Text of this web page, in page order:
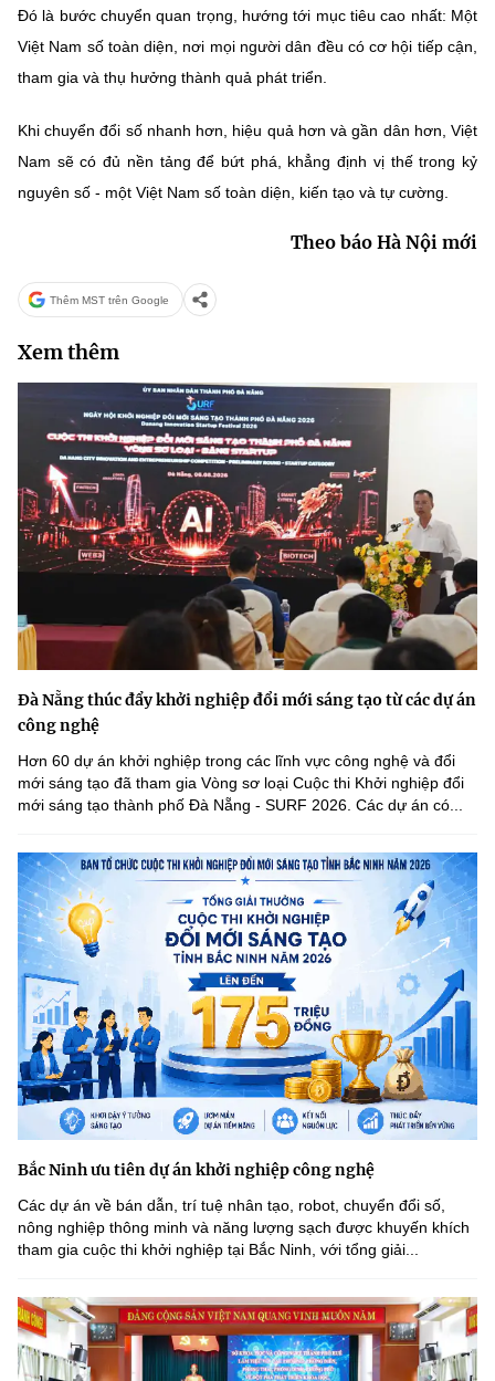
Đó là bước chuyển quan trọng, hướng tới mục tiêu cao nhất: Một
Việt Nam số toàn diện, nơi mọi người dân đều có cơ hội tiếp cận,
tham gia và thụ hưởng thành quả phát triển.
Khi chuyển đổi số nhanh hơn, hiệu quả hơn và gần dân hơn, Việt
Nam sẽ có đủ nền tảng để bứt phá, khẳng định vị thế trong kỷ
nguyên số - một Việt Nam số toàn diện, kiến tạo và tự cường.
Theo báo Hà Nội mới
Thêm MST trên Google
Xem thêm
Đà Nẵng thúc đẩy khởi nghiệp đổi mới sáng tạo từ các dự án
công nghệ
Hơn 60 dự án khởi nghiệp trong các lĩnh vực công nghệ và đổi
mới sáng tạo đã tham gia Vòng sơ loại Cuộc thi Khởi nghiệp đổi
mới sáng tạo thành phố Đà Nẵng - SURF 2026. Các dự án có...
Bắc Ninh ưu tiên dự án khởi nghiệp công nghệ
Các dự án về bán dẫn, trí tuệ nhân tạo, robot, chuyển đổi số,
nông nghiệp thông minh và năng lượng sạch được khuyến khích
tham gia cuộc thi khởi nghiệp tại Bắc Ninh, với tổng giải...